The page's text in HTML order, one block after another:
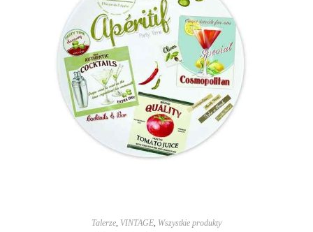
Talerze VINTAGE Wszystkie produkty